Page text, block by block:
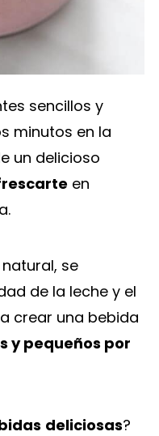
sencillos y
minutos en la
un delicioso
en
se
de la leche y el
crear una bebida
y pequeños por
deliciosas?